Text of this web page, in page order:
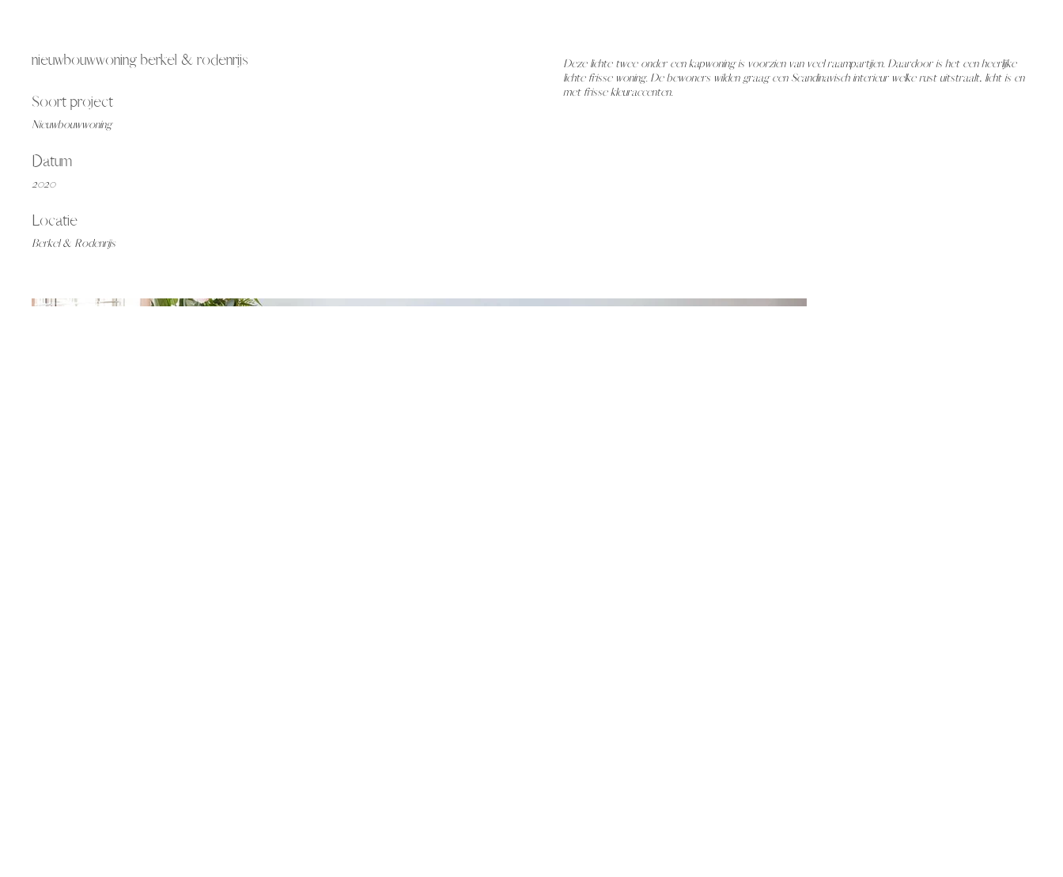
nieuwbouwwoning berkel & rodenrijs
Soort project
Nieuwbouwwoning
Datum
2020
Locatie
Berkel & Rodenrijs
Deze lichte twee onder een kapwoning is voorzien van veel raampartijen. Daardoor is het een heerlijke
lichte frisse woning. De bewoners wilden graag een Scandinavisch interieur welke rust uitstraalt, licht is en
met frisse kleuraccenten.